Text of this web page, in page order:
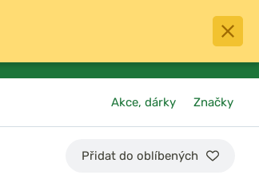
0
košík
Akce, dárky Značky
Přidat do oblíbených